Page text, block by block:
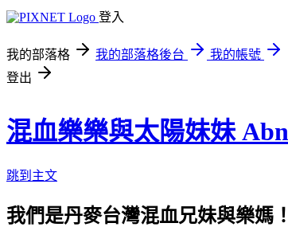
登入
我的部落格 我的部落格後台
我的帳號
登出
混血樂樂與太陽妹妹
跳到主文
我們是丹麥台灣混血兄妹與樂媽